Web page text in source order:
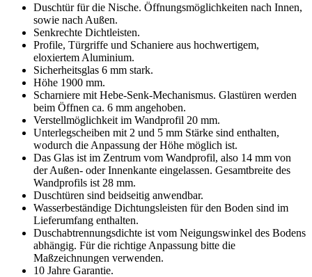
Duschtür für die Nische. Öffnungsmöglichkeiten nach Innen,
sowie nach Außen.
Senkrechte Dichtleisten.
Profile, Türgriffe und Schaniere aus hochwertigem,
eloxiertem Aluminium.
Sicherheitsglas 6 mm stark.
Höhe 1900 mm.
Scharniere mit Hebe-Senk-Mechanismus. Glastüren werden
beim Öffnen ca. 6 mm angehoben.
Verstellmöglichkeit im Wandprofil 20 mm.
Unterlegscheiben mit 2 und 5 mm Stärke sind enthalten,
wodurch die Anpassung der Höhe möglich ist.
Das Glas ist im Zentrum vom Wandprofil, also 14 mm von
der Außen- oder Innenkante einge­lassen. Gesamtbreite des
Wandprofils ist 28 mm.
Duschtüren sind beidseitig anwendbar.
Wasserbeständige Dichtungsleisten für den Boden sind im
Lieferumfang enthalten.
Duschabtrennungsdichte ist vom Neigungswinkel des Bodens
ab­hängig. Für die richtige Anpassung bitte die
Maßzeichnungen verwenden.
10 Jahre Garantie.